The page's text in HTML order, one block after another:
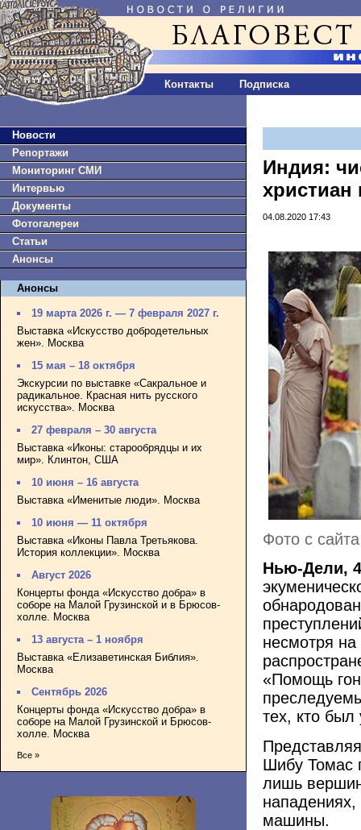
Контакты Подписка
Новости
Репортажи
Мониторинг СМИ
Интервью
Документы
Фотогалереи
Статьи
Анонсы
Анонсы
19 марта 2026 г. — 7 февраля 2027 г.
Выставка «Искусство добродетельных
жен». Москва
15 мая – 18 октября
Экскурсии по выставке «Сакральное и
радикальное. Красная нить русского
искусства». Москва
27 февраля – 30 августа
Выставка «Иконы: старообрядцы и их
мир». Клинтон, США
10 июня – 16 августа
Выставка «Именитые люди». Москва
10 июня — 11 октября
Выставка «Иконы Павла Третьякова.
История коллекции». Москва
Август 2026
Концерты фонда «Искусство добра» в
соборе на Малой Грузинской и в Брюсов-
холле. Москва
13 августа – 1 ноября
Выставка «Елизаветинская Библия».
Москва
Сентябрь 2026
Концерты фонда «Искусство добра» в
соборе на Малой Грузинской и Брюсов-
холле. Москва
Все »
Индия:
христиан
04.08.2020 17:43
Фото с
Нью-Дели, 4
несмотря
«Помощь
тех, кто был
Шибу Томас
лишь
нападениях,
машины.